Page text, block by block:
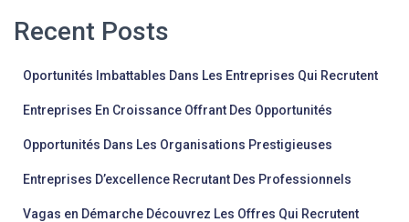
Recent Posts
Oportunités Imbattables Dans Les Entreprises Qui Recrutent
Entreprises En Croissance Offrant Des Opportunités
Opportunités Dans Les Organisations Prestigieuses
Entreprises D’excellence Recrutant Des Professionnels
Vagas en Démarche Découvrez Les Offres Qui Recrutent